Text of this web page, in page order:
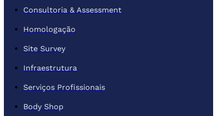
Consultoria & Assessment
Homologação
Site Survey
Infraestrutura
Serviços Profissionais
Body Shop